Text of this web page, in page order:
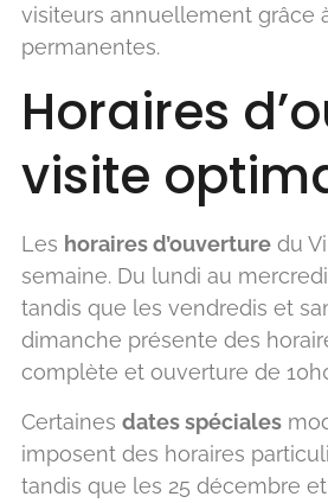
visiteurs annuellement grâce
permanentes.
Horaires
visite
Les horaires d’ouverture du
semaine. Du lundi au
tandis que les vendredis et
dimanche présente des
complète et ouverture de
Certaines dates spéciales
imposent des horaires
tandis que les 25 décembre